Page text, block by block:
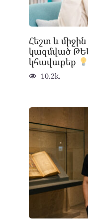
Հեշտ և
կազմված
կհավաքեք
10.2k.